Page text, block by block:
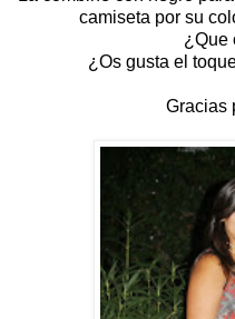
camiseta por su
¿Que
¿Os gusta el
Gracias